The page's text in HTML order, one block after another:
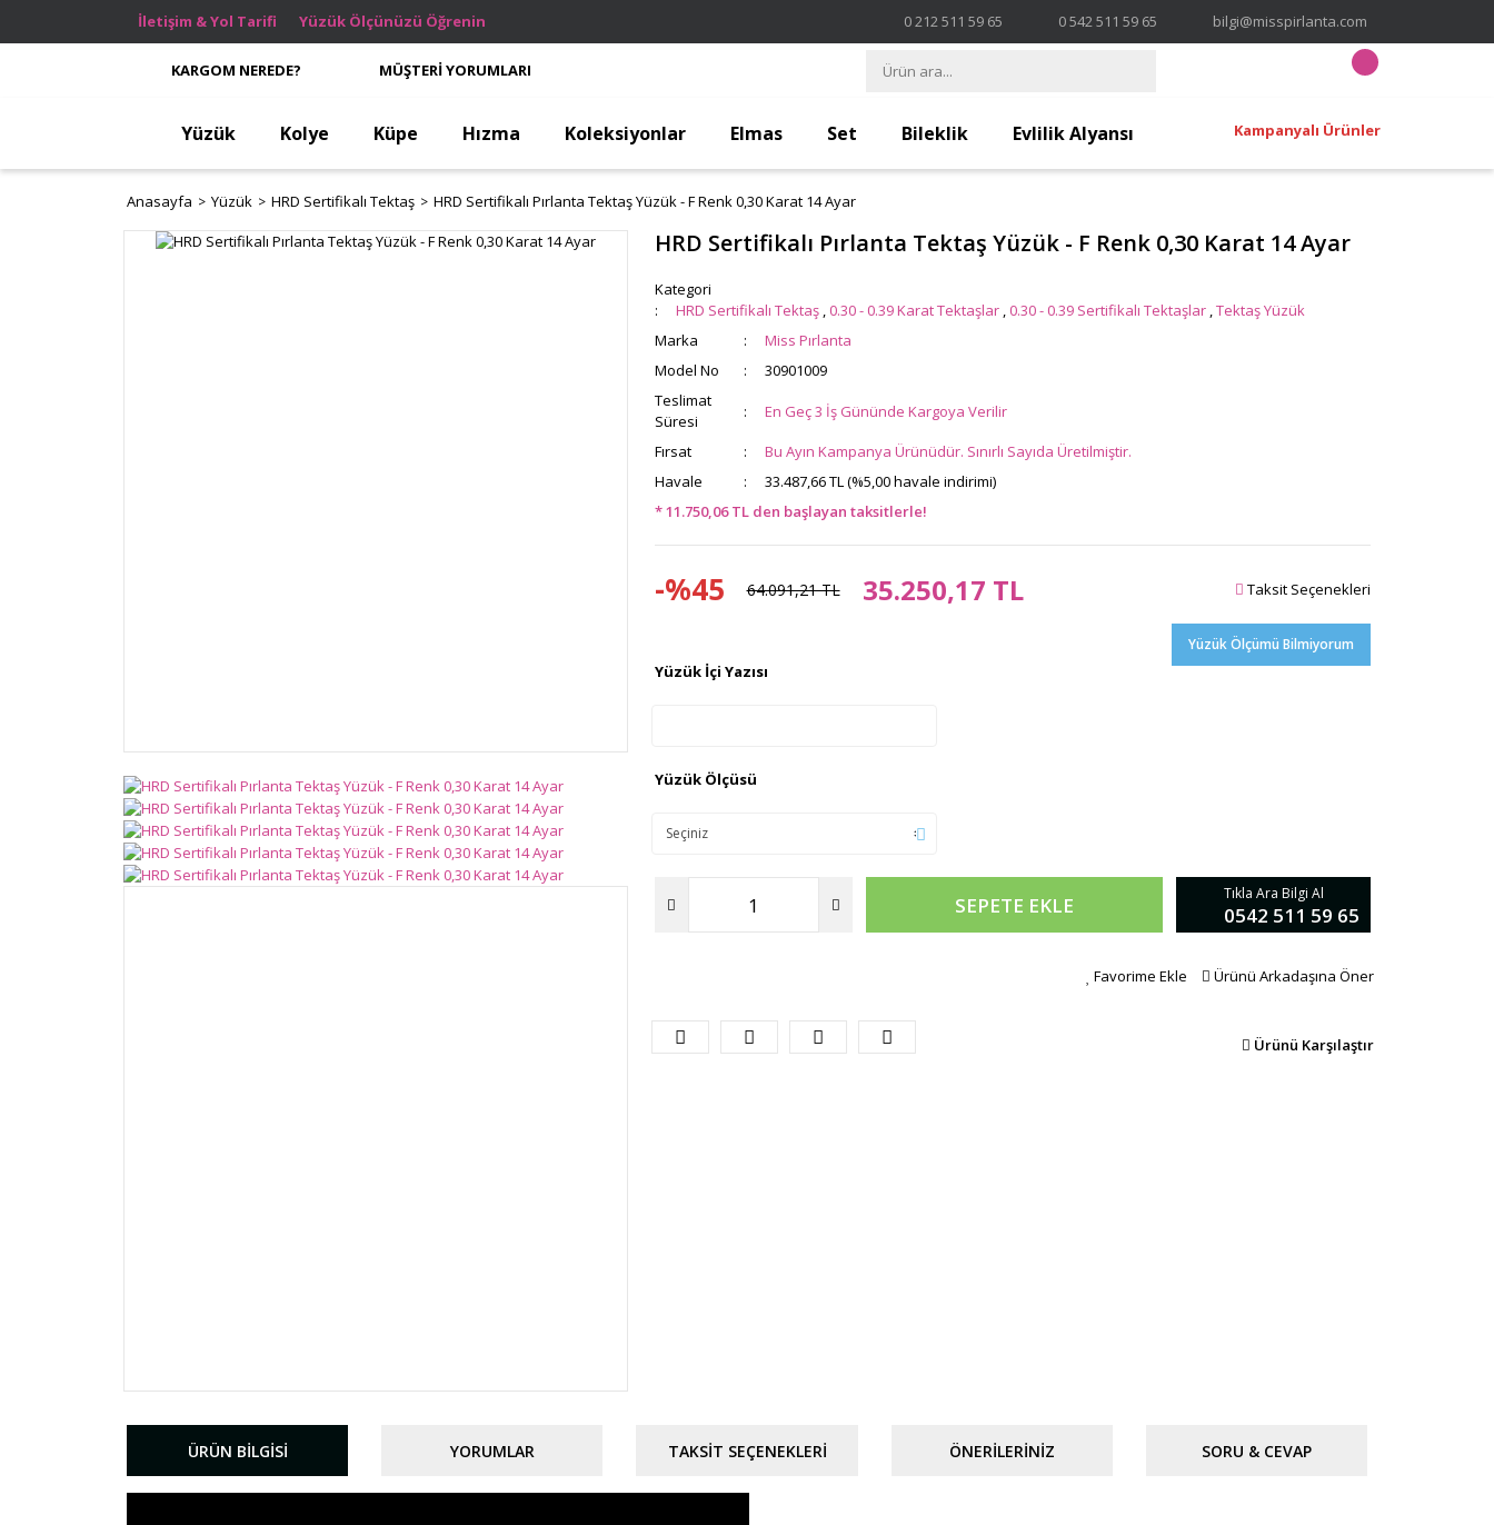
İletişim & Yol Tarifi Yüzük Ölçünüzü Öğrenin 0 212 511 59 65 0 542 511 59 65 bilgi@misspirlanta.com
KARGOM NEREDE? MÜŞTERİ YORUMLARI
Yüzük Kolye Küpe Hızma Koleksiyonlar Elmas Set Bileklik Evlilik Alyansı Kampanyalı Ürünler
Anasayfa Yüzük HRD Sertifikalı Tektaş HRD Sertifikalı Pırlanta Tektaş Yüzük - F Renk 0,30 Karat 14 Ayar
HRD Sertifikalı Pırlanta Tektaş Yüzük - F Renk 0,30 Karat 14 Ayar
Kategori
HRD Sertifikalı Tektaş ,0.30 - 0.39 Karat Tektaşlar ,0.30 - 0.39 Sertifikalı Tektaşlar ,Tektaş Yüzük
Marka
Miss Pırlanta
Model No
30901009
Teslimat
Süresi
En Geç 3 İş Gününde Kargoya Verilir
Fırsat
Bu Ayın Kampanya Ürünüdür. Sınırlı Sayıda Üretilmiştir.
Havale
33.487,66 TL (%5,00 havale indirimi)
* 11.750,06 TL den başlayan taksitlerle!
-%45 64.091,21 TL 35.250,17 TL Taksit Seçenekleri
Yüzük Ölçümü Bilmiyorum
Yüzük İçi Yazısı
Yüzük Ölçüsü
SEPETE EKLE Tıkla Ara Bilgi Al
0542 511 59 65
Favorime Ekle Ürünü Arkadaşına Öner
Ürünü Karşılaştır
ÜRÜN BILGISI YORUMLAR TAKSIT SEÇENEKLERI ÖNERILERINIZ SORU & CEVAP